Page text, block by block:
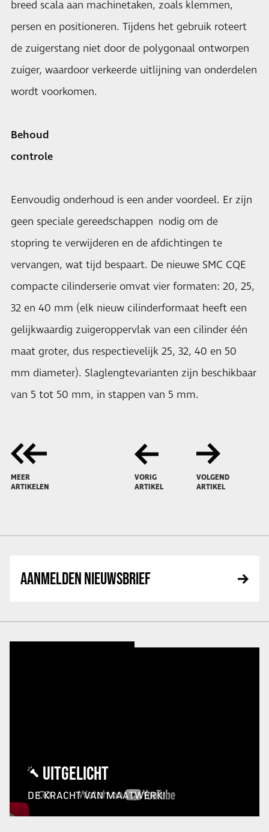
breed scala aan machinetaken, zoals klemmen,
persen en positioneren. Tijdens het gebruik roteert
de zuigerstang niet door de polygonaal ontworpen
zuiger, waardoor verkeerde uitlijning van onderdelen
wordt voorkomen.
Behoud
controle
Eenvoudig onderhoud is een ander voordeel. Er zijn
geen speciale gereedschappen nodig om de
stopring te verwijderen en de afdichtingen te
vervangen, wat tijd bespaart. De nieuwe SMC CQE
compacte cilinderserie omvat vier formaten: 20, 25,
32 en 40 mm (elk nieuw cilinderformaat heeft een
gelijkwaardig zuigeroppervlak van een cilinder één
maat groter, dus respectievelijk 25, 32, 40 en 50
mm diameter). Slaglengtevarianten zijn beschikbaar
van 5 tot 50 mm, in stappen van 5 mm.
MEER
ARTIKELEN
VORIG
ARTIKEL
VOLGEND
ARTIKEL
AANMELDEN NIEUWSBRIEF
UITGELICHT
DE KRACHT VAN MAATWERK!